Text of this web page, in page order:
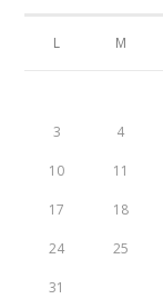
L M
3 4
10 11
17 18
24 25
31